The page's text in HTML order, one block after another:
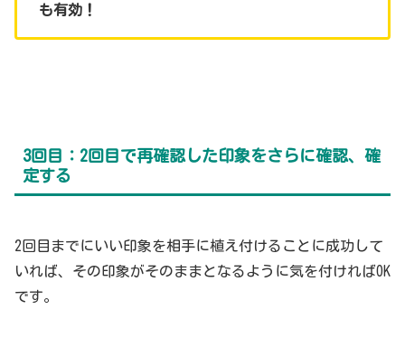
も有効！
3回目：2回目で再確認した印象をさらに確認、確
定する
2回目までにいい印象を相手に植え付けることに成功して
いれば、その印象がそのままとなるように気を付ければOK
です。